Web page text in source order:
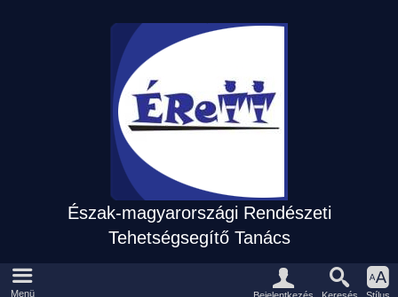
Észak-magyarországi Rendészeti
Tehetségsegítő Tanács
Fõmenü
Menü
Eszközpanel